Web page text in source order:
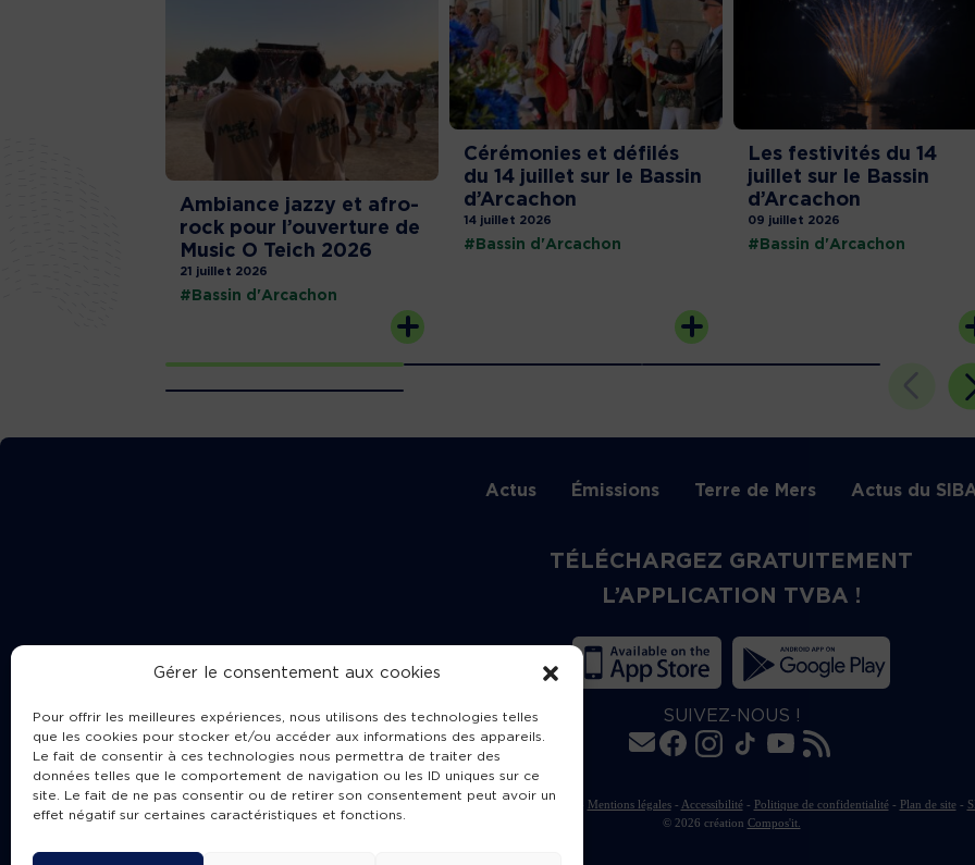
Gérer le consentement aux cookies
Pour offrir les meilleures expériences, nous utilisons des technologies telles
que les cookies pour stocker et/ou accéder aux informations des appareils.
Le fait de consentir à ces technologies nous permettra de traiter des
données telles que le comportement de navigation ou les ID uniques sur ce
site. Le fait de ne pas consentir ou de retirer son consentement peut avoir un
effet négatif sur certaines caractéristiques et fonctions.
Ambiance jazzy et afro-
rock pour l’ouverture de
Music O Teich 2026
21 juillet 2026
#Bassin d'Arcachon
Cérémonies et défilés
du 14 juillet sur le Bassin
d’Arcachon
14 juillet 2026
#Bassin d'Arcachon
Les festivités du 14
juillet sur le Bassin
d’Arcachon
09 juillet 2026
#Bassin d'Arcachon
Actus Émissions Terre de Mers Actus du
TÉLÉCHARGEZ GRATUITEMENT
L’APPLICATION TVBA !
SUIVEZ-NOUS !
Charte de publication Mentions légales- Accessibilité- Politique de confidentialité- Plan de site-
© 2026 création Compos'it.